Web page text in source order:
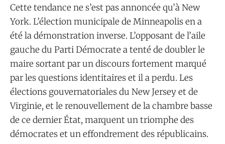
Cette tendance ne s’est pas annoncée qu’à New
York. L’élection municipale de Minneapolis en a
été la démonstration inverse. L’opposant de l’aile
gauche du Parti Démocrate a tenté de doubler le
maire sortant par un discours fortement marqué
par les questions identitaires et il a perdu. Les
élections gouvernatoriales du New Jersey et de
Virginie, et le renouvellement de la chambre basse
de ce dernier État, marquent un triomphe des
démocrates et un effondrement des républicains.